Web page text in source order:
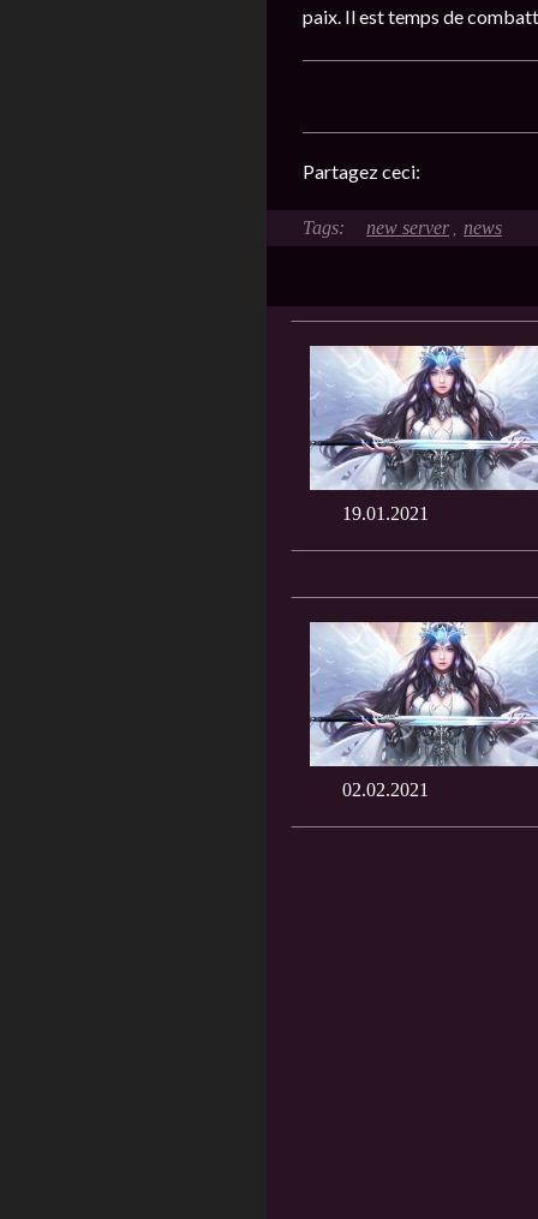
paix. Il est temps de
Partagez ceci:
new server news
19.01.2021
02.02.2021